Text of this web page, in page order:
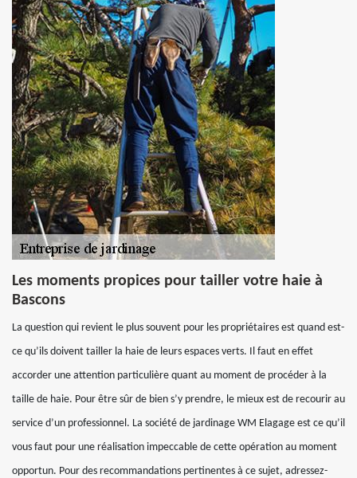
Les moments propices pour tailler votre haie à
Bascons
La question qui revient le plus souvent pour les propriétaires est quand est-
ce qu’ils doivent tailler la haie de leurs espaces verts. Il faut en effet
accorder une attention particulière quant au moment de procéder à la
taille de haie. Pour être sûr de bien s’y prendre, le mieux est de recourir au
service d’un professionnel. La société de jardinage WM Elagage est ce qu’il
vous faut pour une réalisation impeccable de cette opération au moment
opportun. Pour des recommandations pertinentes à ce sujet, adressez-